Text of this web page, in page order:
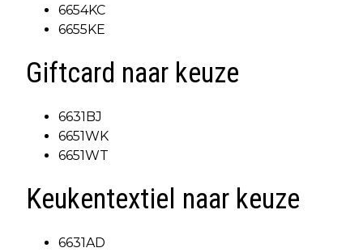
6654KC
6655KE
Giftcard naar keuze
6631BJ
6651WK
6651WT
Keukentextiel naar keuze
6631AD